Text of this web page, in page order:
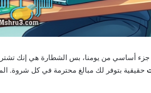
أساسي من يومنا، بس الشطارة هي إنك
حقيقية بتوفر لك مبالغ محترمة في كل شروة.